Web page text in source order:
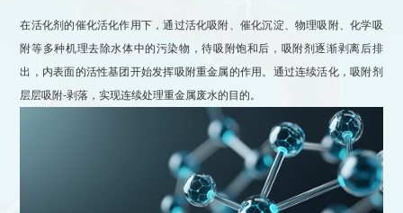
在活化剂的催化活化作用下，通过活化吸附、催化沉淀、物理吸附、化学吸
附等多种机理去除水体中的污染物，待吸附饱和后，吸附剂逐渐剥离后排
出，内表面的活性基团开始发挥吸附重金属的作用。通过连续活化，吸附剂
层层吸附-剥落，实现连续处理重金属废水的目的。